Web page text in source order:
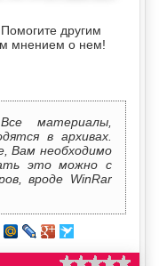
другим
мнением о нем!
материалы,
в архивах.
Вам необходимо
это можно с
вроде WinRar